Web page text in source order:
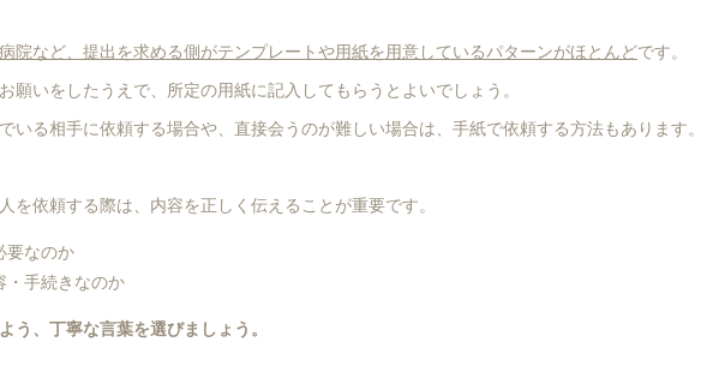
院など、提出を求める側がテンプレートや用紙を用意しているパターンがほとんどです。
願いをしたうえで、所定の用紙に記入してもらうとよいでしょう。
いる相手に依頼する場合や、直接会うのが難しい場合は、手紙で依頼する方法もあります。
を依頼する際は、内容を正しく伝えることが重要です。
要なのか
・手続きなのか
う、丁寧な言葉を選びましょう。